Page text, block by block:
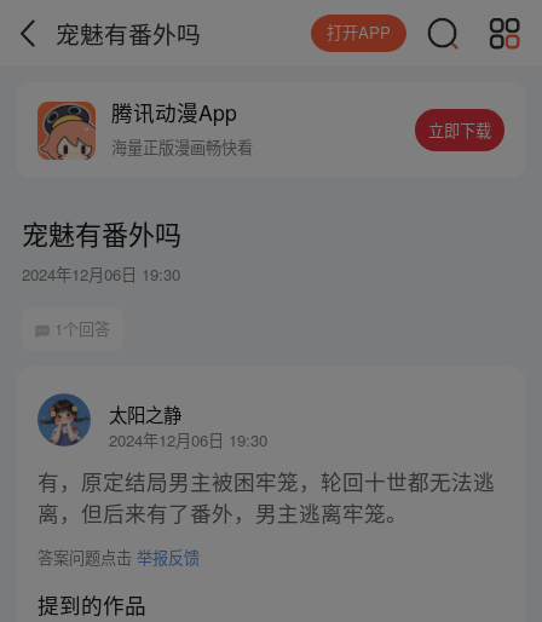
宠魅有番外吗 打开APP
腾讯动漫App
海量正版漫画畅快看
立即下载
宠魅有番外吗
2024年12月06日 19:30
1个回答
太阳之静
2024年12月06日 19:30
有，原定结局男主被困牢笼，轮回十世都无法逃
离，但后来有了番外，男主逃离牢笼。
答案问题点击 举报反馈
提到的作品